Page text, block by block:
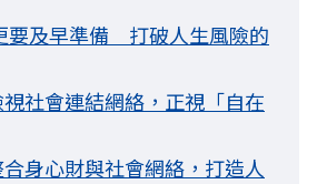
要及早準備 打破人生風險的
社會連結網絡，正視「自在
身心財與社會網絡，打造人